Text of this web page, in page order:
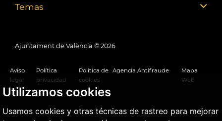
Utilizamos cookies
Usamos cookies y otras técnicas de rastreo para mejorar
Temas
Ajuntament de València © 2026
Aviso
legal
Política
privacidad
Política de
cookies
Agencia Antifraude
Mapa
Web